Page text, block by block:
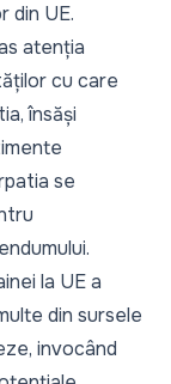
din UE.
atenția
cu care
însăși
se
la UE a
din sursele
invocând